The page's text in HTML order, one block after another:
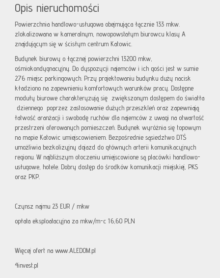
Opis nieruchomości
Powierzchnia handlowo-usługowa obejmująca łącznie 133 mkw.
zlokalizowana w kameralnym, nowopowstałym biurowcu klasy A
znajdującym się w ścisłym centrum Katowic.
Budynek biurowy o łącznej powierzchni 13200 mkw,
ośmiokondygnacyjny. Do dyspozycji najemców i ich gości jest w sumie
276 miejsc parkingowych. Przy projektowaniu budynku duży nacisk
kładziono na zapewnieniu komfortowych warunków pracy. Dostępne
moduły biurowe charakteryzują się zwiększonym dostępem do światła
dziennego poprzez zastosowanie dużych przeszkleń oraz zapewniają
łatwość aranżacji i swobodę ruchów dla najemców z uwagi na otwartość
przestrzeni oferowanych pomieszczeń. Budynek wyróżnia się topowym
na mapie Katowic umiejscowieniem. Bezpośrednie sąsiedztwo DTŚ
umożliwia bezkolizyjny dojazd do głównych arterii komunikacyjnych
regionu. W najbliższym otoczeniu umiejscowione są placówki handlowo-
usługowe, hotele. Dobry dostęp do środków komunikacji miejskiej, PKS
oraz PKP.
Czynsz najmu 23 EUR / mkw
opłata eksploatacyjna za mkw/m-c 16,60 PLN
Więcej ofert na www.ALEDOM.pl
4invest.pl